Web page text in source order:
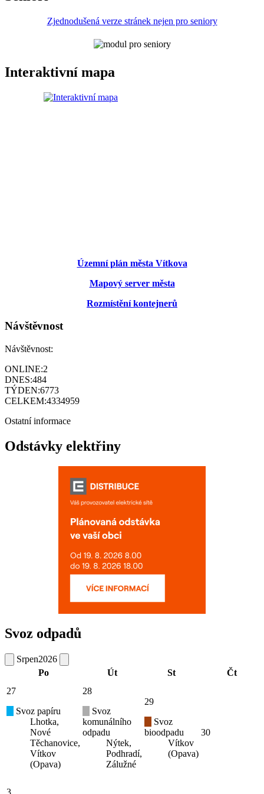
Zjednodušená verze stránek nejen pro seniory
Interaktivní mapa
Územní plán města Vítkova
Mapový server města
Rozmístění kontejnerů
Návštěvnost
Návštěvnost:
ONLINE:2
DNES:484
TÝDEN:6773
CELKEM:4334959
Ostatní informace
Odstávky elektřiny
Svoz odpadů
Srpen2026
Po
Út St
Čt
27
Svoz papíru
Lhotka,
Nové
Těchanovice,
Vítkov
(Opava)
28
Svoz
komunálního
odpadu
Nýtek,
Podhradí,
Zálužné
29
Svoz
bioodpadu
Vítkov
(Opava)
30
3